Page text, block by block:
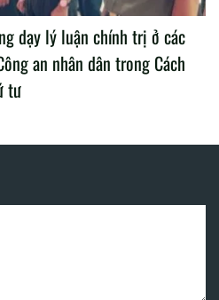
dạy lý luận chính trị ở các
an nhân dân trong Cách
tư